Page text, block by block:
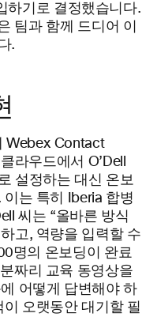
하기로 결정했습니다.
팀과 함께 드디어 이
.
Webex Contact
라우드에서 O’Dell
설정하는 대신 온보
는 특히 Iberia 합병
씨는 “올바른 방식
고, 역량을 입력할 수
명의 온보딩이 완료
짜리 교육 동영상을
어떻게 답변해야 하
오랫동안 대기할 필